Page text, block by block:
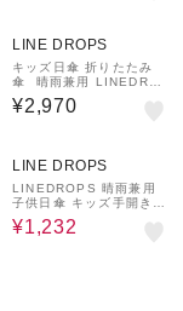
LINE DROPS
キッズ日傘 折りたたみ
傘 晴雨兼用 LINEDRO
PS 55cm 手開き式 UV
カット率＆遮光率99.9％
本骨 トート型収納バッグ
通学 合板手元 ニュアン
スカラー ネームタグ 収
納しやすいケース 5479
3 54794 54795 54796
¥2,970
LINE DROPS
LINEDROPS 晴雨兼用
子供日傘 キッズ手開き折
りたたみ傘 昨年話題とな
った子供日傘のパイオニ
¥1,232